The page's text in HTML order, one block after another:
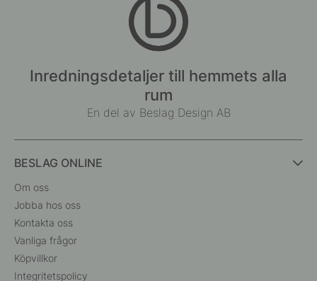
Inredningsdetaljer till hemmets alla
rum
En del av Beslag Design AB
BESLAG ONLINE
Om oss
Jobba hos oss
Kontakta oss
Vanliga frågor
Köpvillkor
Integritetspolicy